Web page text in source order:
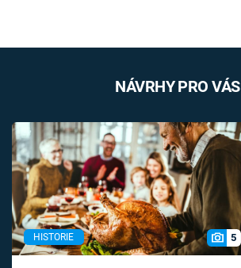
NÁVRHY PRO VÁS
HISTORIE 5